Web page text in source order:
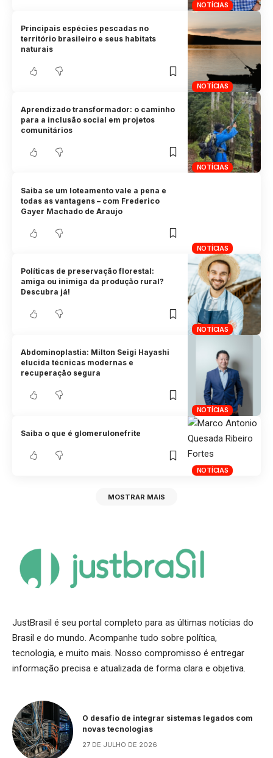
NOTÍCIAS
NOTÍCIAS
Principais espécies pescadas no
território brasileiro e seus habitats
naturais
NOTÍCIAS
Aprendizado transformador: o caminho
para a inclusão social em projetos
comunitários
NOTÍCIAS
Saiba se um loteamento vale a pena e
todas as vantagens – com Frederico
Gayer Machado de Araujo
NOTÍCIAS
Políticas de preservação florestal:
amiga ou inimiga da produção rural?
Descubra já!
NOTÍCIAS
Abdominoplastia: Milton Seigi Hayashi
elucida técnicas modernas e
recuperação segura
NOTÍCIAS
Saiba o que é glomerulonefrite
MOSTRAR MAIS
JustBrasil é seu portal completo para as últimas notícias do
Brasil e do mundo. Acompanhe tudo sobre política,
tecnologia, e muito mais. Nosso compromisso é entregar
informação precisa e atualizada de forma clara e objetiva.
O desafio de integrar sistemas legados com
novas tecnologias
27 DE JULHO DE 2026